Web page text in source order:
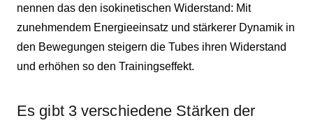
nennen das den isokinetischen Widerstand: Mit
zunehmendem Energieeinsatz und stärkerer Dynamik in
den Bewegungen steigern die Tubes ihren Widerstand
und erhöhen so den Trainingseffekt.
Es gibt 3 verschiedene Stärken der